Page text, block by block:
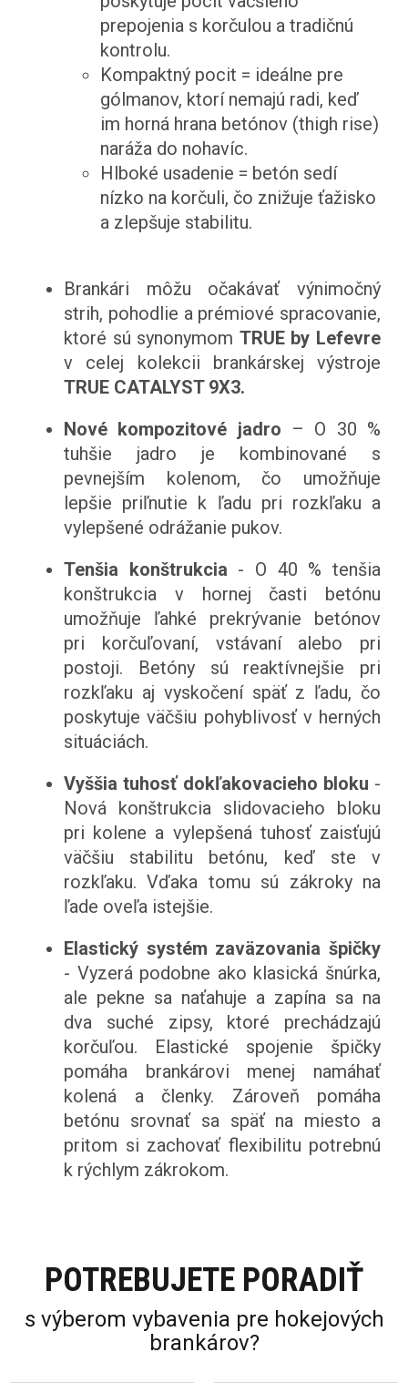
prepojenia s korčulou a tradičnú
kontrolu.
Kompaktný pocit = ideálne pre
gólmanov, ktorí nemajú radi, keď
im horná hrana betónov (thigh rise)
naráža do nohavíc.
Hlboké usadenie = betón sedí
nízko na korčuli, čo znižuje ťažisko
a zlepšuje stabilitu.
Brankári môžu očakávať výnimočný
strih, pohodlie a prémiové spracovanie,
ktoré sú synonymom TRUE by Lefevre
v celej kolekcii brankárskej výstroje
TRUE CATALYST 9X3.
Nové kompozitové jadro – O 30 %
tuhšie jadro je kombinované s
pevnejším kolenom, čo umožňuje
lepšie priľnutie k ľadu pri rozkľaku a
vylepšené odrážanie pukov.
Tenšia konštrukcia - O 40 % tenšia
konštrukcia v hornej časti betónu
umožňuje ľahké prekrývanie betónov
pri korčuľovaní, vstávaní alebo pri
postoji. Betóny sú reaktívnejšie pri
rozkľaku aj vyskočení späť z ľadu, čo
poskytuje väčšiu pohyblivosť v herných
situáciách.
Vyššia tuhosť dokľakovacieho bloku -
Nová konštrukcia slidovacieho bloku
pri kolene a vylepšená tuhosť zaisťujú
väčšiu stabilitu betónu, keď ste v
rozkľaku. Vďaka tomu sú zákroky na
ľade oveľa istejšie.
Elastický systém zaväzovania špičky
- Vyzerá podobne ako klasická šnúrka,
ale pekne sa naťahuje a zapína sa na
dva suché zipsy, ktoré prechádzajú
korčuľou. Elastické spojenie špičky
pomáha brankárovi menej namáhať
kolená a členky. Zároveň pomáha
betónu srovnať sa späť na miesto a
pritom si zachovať flexibilitu potrebnú
k rýchlym zákrokom.
POTREBUJETE PORADIŤ
s výberom vybavenia pre hokejových
brankárov?